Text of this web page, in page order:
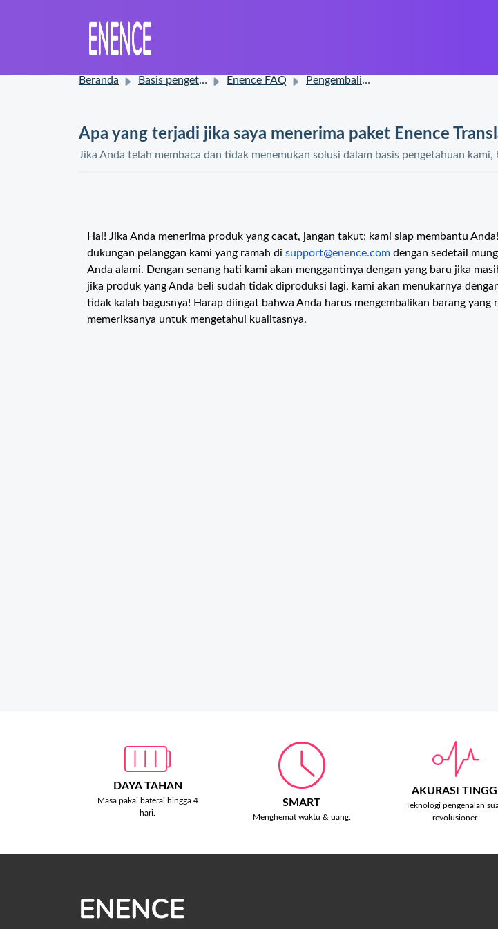
Beranda Basis pengetahuan Enence FAQ Pengembalian dan klaim
Apa yang terjadi jika saya menerima paket Enence
Jika Anda telah membaca dan tidak menemukan solusi dalam basis pengetahuan
Hai! Jika Anda menerima produk yang cacat, jangan takut; kami siap membantu
dukungan pelanggan kami yang ramah di support@enence.com dengan sedetail
Anda alami. Dengan senang hati kami akan menggantinya dengan yang baru jika
jika produk yang Anda beli sudah tidak diproduksi lagi, kami akan menukarnya
tidak kalah bagusnya! Harap diingat bahwa Anda harus mengembalikan barang yang
memeriksanya untuk mengetahui kualitasnya.
DAYA TAHAN
Masa pakai baterai hingga 4
hari.
SMART
Menghemat waktu & uang.
AKURASI TINGGI
Teknologi pengenalan
revolusioner.